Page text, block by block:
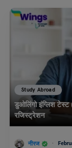
Study Abroad
डुओलिंगो इंग्लिश
रजिस्ट्रेशन
नीरज